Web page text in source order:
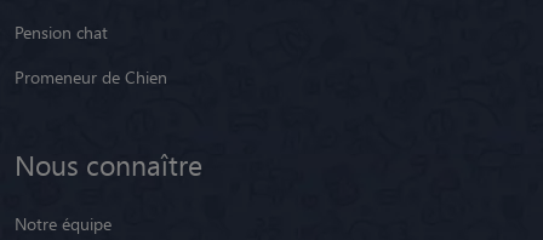
Pension chat
Promeneur de Chien
Nous connaître
Notre équipe